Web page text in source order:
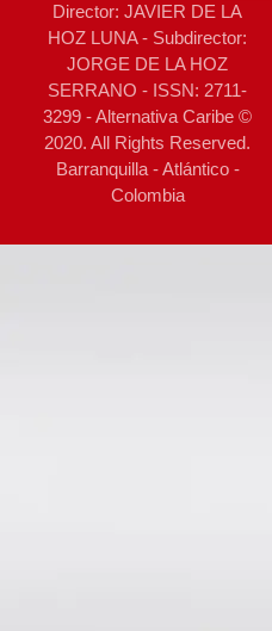
Director: JAVIER DE LA
HOZ LUNA - Subdirector:
JORGE DE LA HOZ
SERRANO - ISSN: 2711-
3299 - Alternativa Caribe ©
2020. All Rights Reserved.
Barranquilla - Atlántico -
Colombia